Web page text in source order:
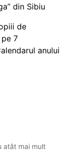
din Sibiu
de
7
anului
atât mai mult